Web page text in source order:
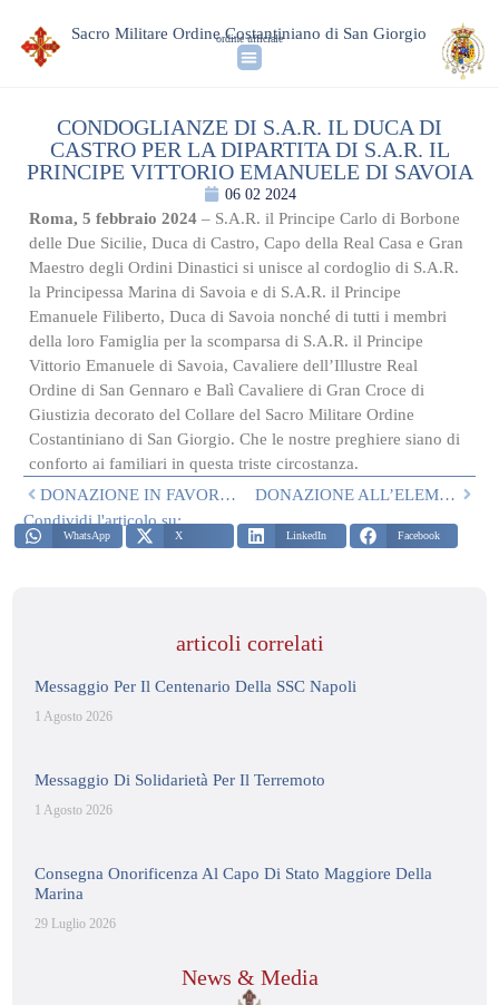
Sacro Militare Ordine Costantiniano di San Giorgio
ordine ufficiale
CONDOGLIANZE DI S.A.R. IL DUCA DI
CASTRO PER LA DIPARTITA DI S.A.R. IL
PRINCIPE VITTORIO EMANUELE DI SAVOIA
06 02 2024
Roma, 5 febbraio 2024 – S.A.R. il Principe Carlo di Borbone
delle Due Sicilie, Duca di Castro, Capo della Real Casa e Gran
Maestro degli Ordini Dinastici si unisce al cordoglio di S.A.R.
la Principessa Marina di Savoia e di S.A.R. il Principe
Emanuele Filiberto, Duca di Savoia nonché di tutti i membri
della loro Famiglia per la scomparsa di S.A.R. il Principe
Vittorio Emanuele di Savoia, Cavaliere dell’Illustre Real
Ordine di San Gennaro e Balì Cavaliere di Gran Croce di
Giustizia decorato del Collare del Sacro Militare Ordine
Costantiniano di San Giorgio. Che le nostre preghiere siano di
conforto ai familiari in questa triste circostanza.
DONAZIONE IN FAVORE DI SMILE HOUSE FONDAZIONE ETS
DONAZIONE ALL’ELEMOSINERIA APOSTOLICA IN VISTA DEL GENETLIACO DI S.A.R. IL GRAN MAESTRO
Condividi l'articolo su:
WhatsApp X LinkedIn Facebook
articoli correlati
Messaggio Per Il Centenario Della SSC Napoli
1 Agosto 2026
Messaggio Di Solidarietà Per Il Terremoto
1 Agosto 2026
Consegna Onorificenza Al Capo Di Stato Maggiore Della
Marina
29 Luglio 2026
News & Media